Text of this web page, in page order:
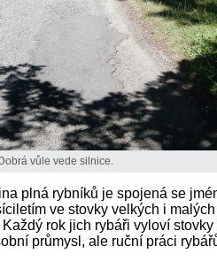
vůle vede silnice.
plná rybníků je spojená se
ve stovky velkých i
rok jich rybáři vyloví
průmysl, ale ruční práci